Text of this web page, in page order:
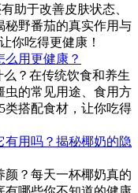
助于改善皮肤状态、
秘野番茄的真实作用与
你吃得更健康！
用更健康？
？在传统饮食和养生
虫的常见用途、食用方
类搭配食材，让你吃得
用吗？揭秘椰奶的隐
？每天一杯椰奶真的